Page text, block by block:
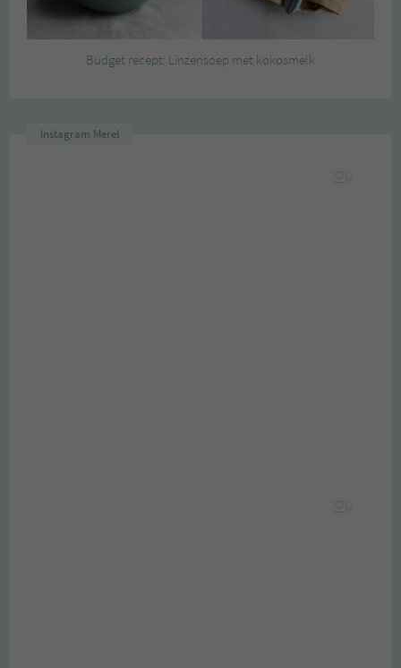
Budget recept: Linzensoep met kokosmelk
Instagram Merel